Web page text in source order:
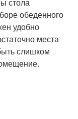
обеденного
удобно
места
слишком